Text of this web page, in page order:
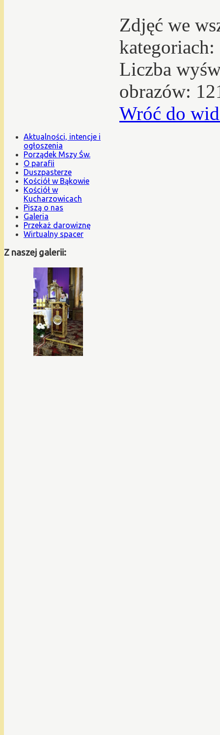
Zdjęć we
kategoriach:
Liczba
obrazów:
Wróć do
Aktualności, intencje i
ogłoszenia
Porządek Mszy Św.
O parafii
Duszpasterze
Kościół w Bąkowie
Kościół w
Kucharzowicach
Piszą o nas
Galeria
Przekaż darowiznę
Wirtualny spacer
Z naszej galerii: